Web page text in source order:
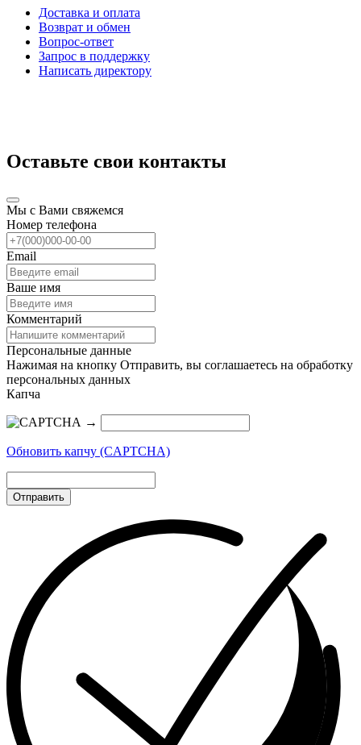
Доставка и оплата
Возврат и обмен
Вопрос-ответ
Запрос в поддержку
Написать директору
Оставьте свои контакты
Мы с Вами свяжемся
Номер телефона
Email
Ваше имя
Комментарий
Персональные данные
Нажимая на кнопку Отправить, вы соглашаетесь на обработку
персональных данных
Капча
→
Обновить капчу (CAPTCHA)
Отправить